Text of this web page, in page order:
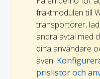
fraktmodulen till
transportörer,
andra avtal med
dina användare
även:
prislistor och